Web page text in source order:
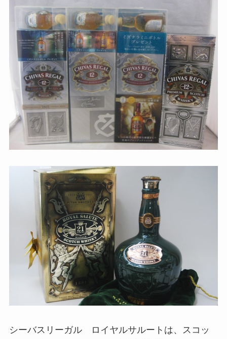
シーバスリーガル ロイヤルサルートは、スコッ